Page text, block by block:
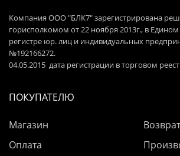
Компания ООО "БЛК7" зарегистрирована
горисполкомом от 22 ноября 2013г., в
регистре юр. лиц и индивидуальных
№192166272.
04.05.2015 дата регистрации в торговом
ПОКУПАТЕЛЮ
Магазин
Оплата